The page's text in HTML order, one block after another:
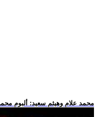
.. محمد علام وهيثم سعيد: ألبوم